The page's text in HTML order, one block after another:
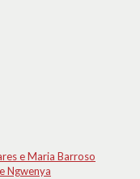
e Maria Barroso
Ngwenya